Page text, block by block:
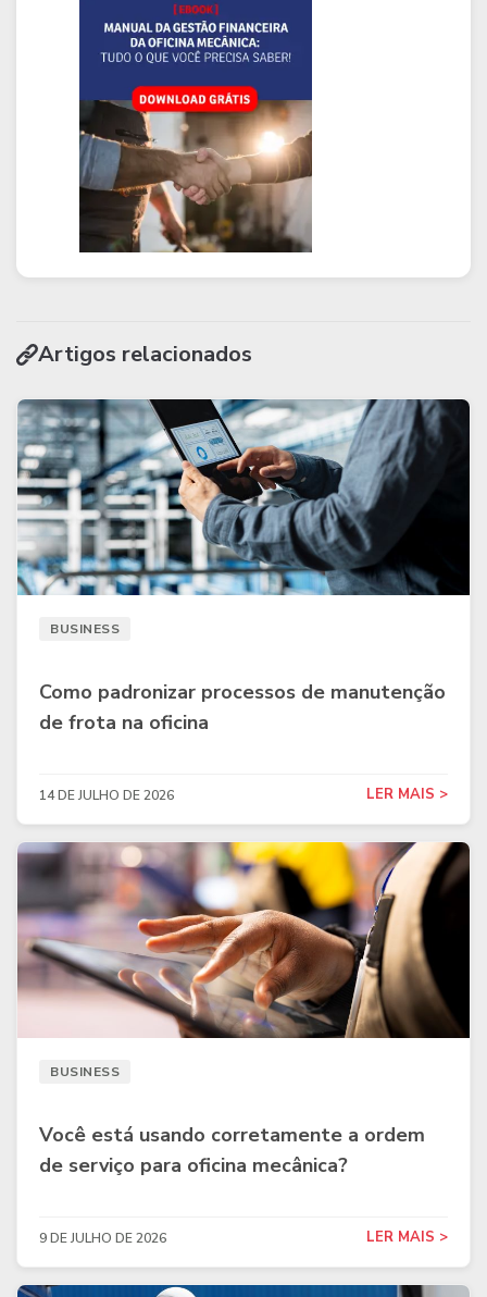
Artigos relacionados
BUSINESS
Como padronizar processos de manutenção
de frota na oficina
14 DE JULHO DE 2026 LER MAIS >
BUSINESS
Você está usando corretamente a ordem
de serviço para oficina mecânica?
9 DE JULHO DE 2026 LER MAIS >